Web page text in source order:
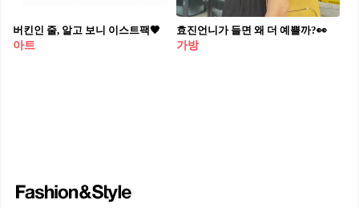
버킨인 줄, 알고 보니 이스트팩🖤
아트
효진언니가 들면 왜 더 예쁠까?👀
가방